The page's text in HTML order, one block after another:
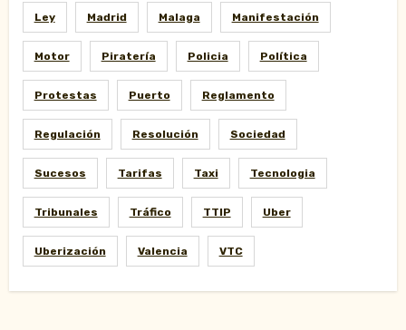
Ley Madrid Malaga Manifestación
Motor Piratería Policia Política
Protestas Puerto Reglamento
Regulación Resolución Sociedad
Sucesos Tarifas Taxi Tecnologia
Tribunales Tráfico TTIP Uber
Uberización Valencia VTC